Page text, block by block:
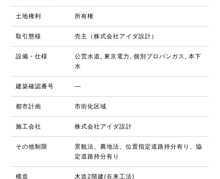
土地権利 所有権
取引態様 売主（株式会社アイダ設計）
設備・仕様
公営水道, 東京電力, 個別プロパンガス, 本下
水
建築確認番号 ―
都市計画 市街化区域
施工会社 株式会社アイダ設計
その他制限
景観法、農地法、位置指定道路持分有り、協
定道路持分有り
構造 木造2階建(在来工法)